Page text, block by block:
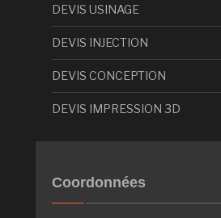
DEVIS USINAGE
DEVIS INJECTION
DEVIS CONCEPTION
DEVIS IMPRESSION 3D
Coordonnées